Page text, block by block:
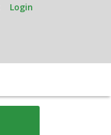
Login